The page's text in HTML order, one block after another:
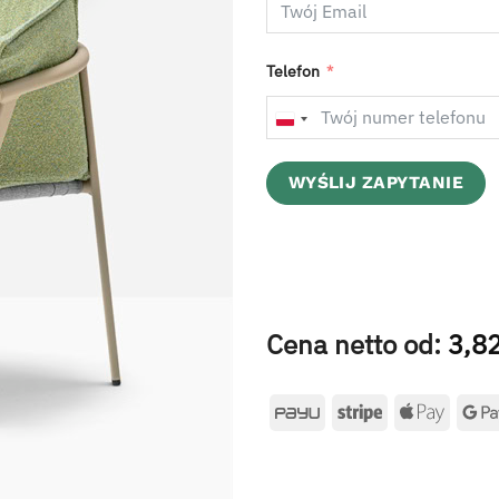
Telefon
POLAND
WYŚLIJ ZAPYTANIE
Cena netto od: